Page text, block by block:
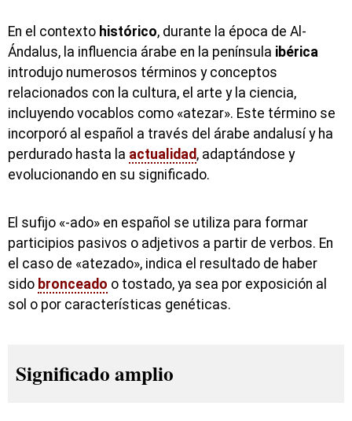
En el contexto histórico, durante la época de Al-
Ándalus, la influencia árabe en la península ibérica
introdujo numerosos términos y conceptos
relacionados con la cultura, el arte y la ciencia,
incluyendo vocablos como «atezar». Este término se
incorporó al español a través del árabe andalusí y ha
perdurado hasta la actualidad , adaptándose y
evolucionando en su significado.
El sufijo «-ado» en español se utiliza para formar
participios pasivos o adjetivos a partir de verbos. En
el caso de «atezado», indica el resultado de haber
sido bronceado o tostado, ya sea por exposición al
sol o por características genéticas.
Significado amplio